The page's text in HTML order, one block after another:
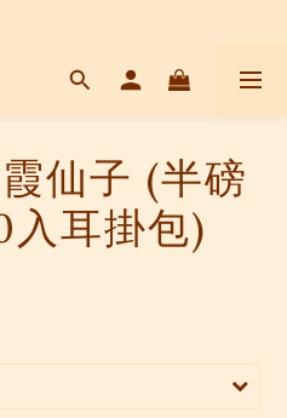
仙子 (半磅
入耳掛包)